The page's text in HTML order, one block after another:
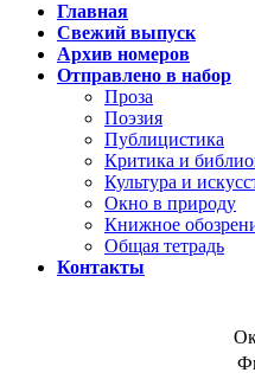
Главная
Свежий выпуск
Архив номеров
Отправлено в набор
Проза
Поэзия
Публицистика
Критика и
Культура и
Окно в природу
Книжное
Общая тетрадь
Контакты